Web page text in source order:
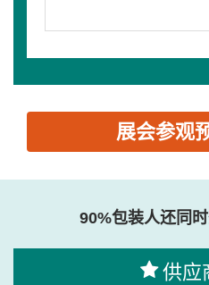
展会参观
90%包装人还同
供应